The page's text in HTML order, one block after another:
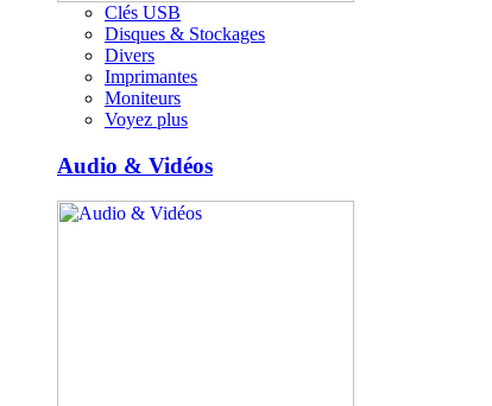
Clés USB
Disques & Stockages
Divers
Imprimantes
Moniteurs
Voyez plus
Audio & Vidéos